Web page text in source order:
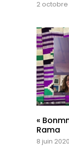
2 octobre
«
Rama
8 juin 2020